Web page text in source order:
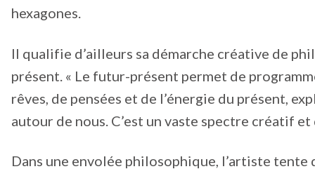
hexagones.
Il qualifie d’ailleurs sa démarche créative de
présent. « Le futur-présent permet de
rêves, de pensées et de l’énergie du présent,
autour de nous. C’est un vaste spectre créatif
Dans une envolée philosophique, l’artiste tente